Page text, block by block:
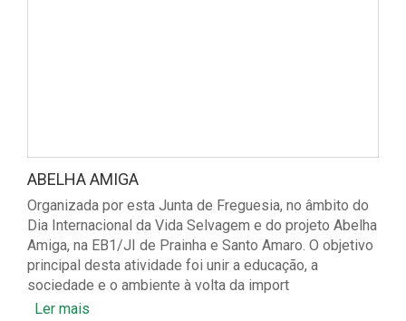
ABELHA AMIGA
Organizada por esta Junta de Freguesia, no âmbito do
Dia Internacional da Vida Selvagem e do projeto Abelha
Amiga, na EB1/JI de Prainha e Santo Amaro. O objetivo
principal desta atividade foi unir a educação, a
sociedade e o ambiente à volta da import
Ler mais